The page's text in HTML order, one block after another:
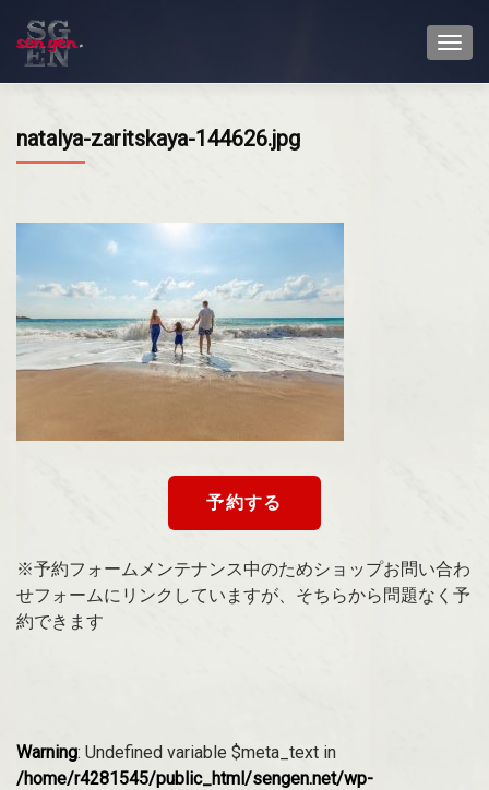
natalya-zaritskaya-144626.jpg
予約する
※予約フォームメンテナンス中のためショップお問い合わ
せフォームにリンクしていますが、そちらから問題なく予
約できます
Warning: Undefined variable $meta_text in
/home/r4281545/public_html/sengen.net/wp-